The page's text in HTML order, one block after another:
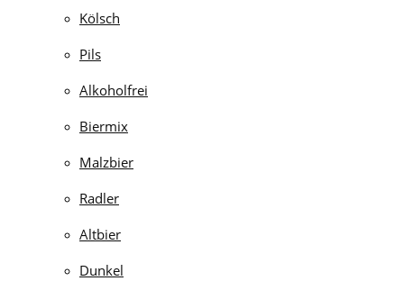
Kölsch
Pils
Alkoholfrei
Biermix
Malzbier
Radler
Altbier
Dunkel